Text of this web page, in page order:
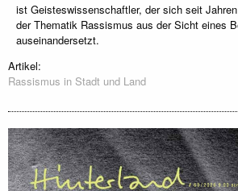
ist Geisteswissenschaftler, der sich seit
der Thematik Rassismus aus der Sicht eines
auseinandersetzt.
Artikel:
Rassismus in Stadt und Land